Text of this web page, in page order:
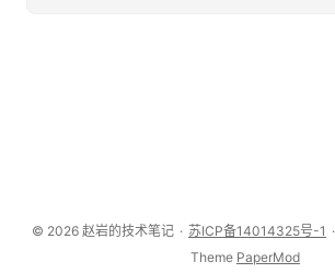
© 2026 赵岩的技术笔记 · 苏ICP备14014325号-1 ·
Theme PaperMod